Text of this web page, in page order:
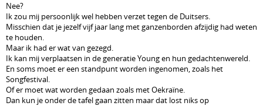
Nee?
Ik zou mij persoonlijk wel hebben verzet tegen de Duitsers.
Misschien dat je jezelf vijf jaar lang met ganzenborden afzijdig had weten
te houden.
Maar ik had er wat van gezegd.
Ik kan mij verplaatsen in de generatie Young en hun gedachtenwereld.
En soms moet er een standpunt worden ingenomen, zoals het
Songfestival.
Of er moet wat worden gedaan zoals met Oekraïne.
Dan kun je onder de tafel gaan zitten maar dat lost niks op